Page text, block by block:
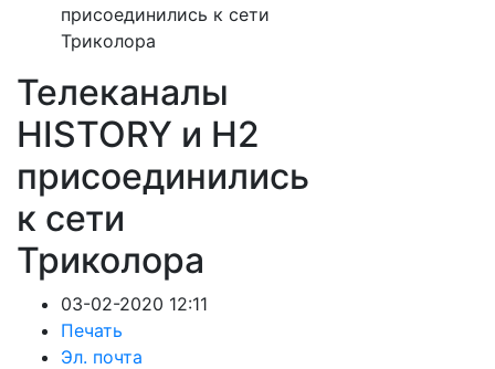
присоединились к сети
Триколора
Телеканалы
HISTORY и H2
присоединились
к сети
Триколора
03-02-2020 12:11
Печать
Эл. почта